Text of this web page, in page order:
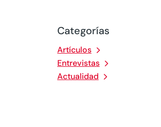
Categorías
Artículos
Entrevistas
Actualidad